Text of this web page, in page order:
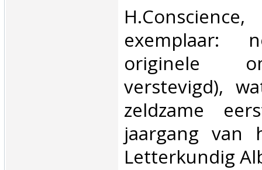
exemplaar:
originele
verstevigd),
zeldzame
jaargang van
Letterkundig